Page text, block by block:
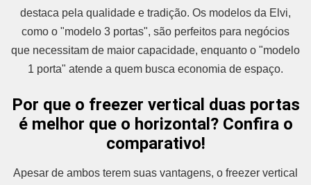
destaca pela qualidade e tradição. Os modelos da Elvi,
como o "modelo 3 portas", são perfeitos para negócios
que necessitam de maior capacidade, enquanto o "modelo
1 porta" atende a quem busca economia de espaço.
Por que o freezer vertical duas portas
é melhor que o horizontal? Confira o
comparativo!
Apesar de ambos terem suas vantagens, o freezer vertical